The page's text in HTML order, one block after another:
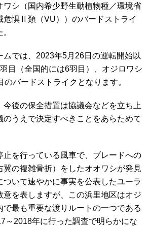
ワシ（国内希少野生動植物種／環境省
危惧Ⅱ類（VU））のバードストライ
ムでは、2023年5月26日の運転開始以
目（全国的には6羽目）、オジロワシ
のバードストライクとなります。
今後の保全措置は協議会などを立ち上
のうえで決定すべきことをあらためて
止を行っている風車で、ブレードへの
翼の複雑骨折）をしたオオワシが発見
ついて速やかに事実を公表したユーラ
意を表しますが、この浜里地区はオジ
で最も重要な渡りルートの一つである
～2018年に行った調査で明らかにな